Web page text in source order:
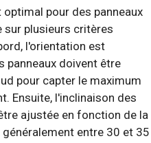
pour des panneaux
sur plusieurs critères
l'orientation est
panneaux doivent être
pour capter le maximum
Ensuite, l'inclinaison des
ajustée en fonction de la
entre 30 et 35